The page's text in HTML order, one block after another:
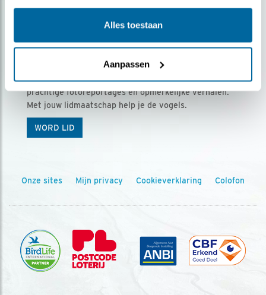
Alles toestaan
Aanpassen
Ontvang 5 x Vogels voor € 36,00 per jaar
Vogels is het tijdschrift voor onze leden, met
prachtige fotoreportages en opmerkelijke verhalen.
Met jouw lidmaatschap help je de vogels.
WORD LID
Onze sites Mijn privacy Cookieverklaring Colofon